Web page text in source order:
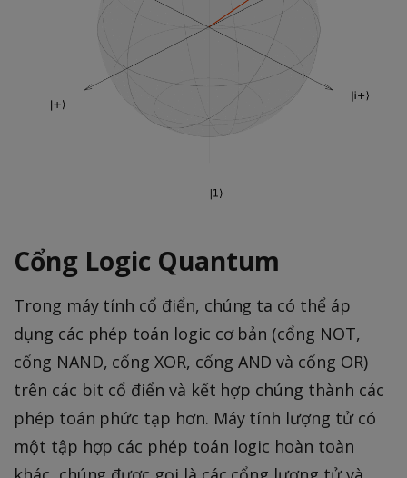
\f
{
8
\l
a
m
b
d
a
=
Cổng Logic Quantum
Trong máy tính cổ điển, chúng ta có thể áp
dụng các phép toán logic cơ bản (cổng NOT,
cổng NAND, cổng XOR, cổng AND và cổng OR)
trên các bit cổ điển và kết hợp chúng thành các
phép toán phức tạp hơn. Máy tính lượng tử có
một tập hợp các phép toán logic hoàn toàn